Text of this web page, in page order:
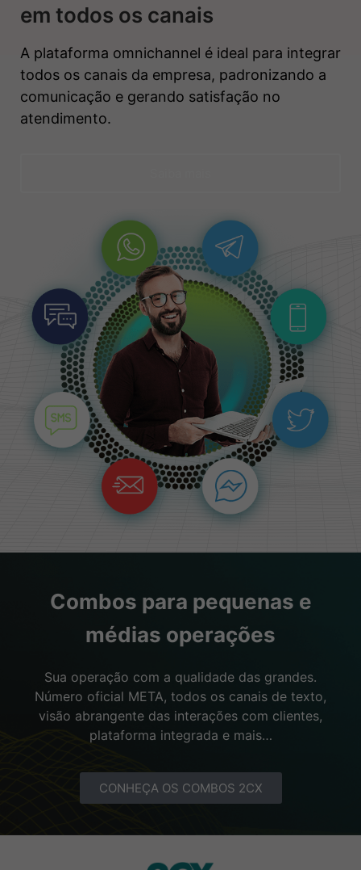
em todos os canais
A plataforma omnichannel é ideal para integrar
todos os canais da empresa, padronizando a
comunicação e gerando satisfação no
atendimento.
Combos para pequenas e
médias operações
Sua operação com a qualidade das grandes.
Número oficial META, todos os canais de texto,
visão abrangente das interações com clientes,
plataforma integrada e mais…
CONHEÇA OS COMBOS 2CX